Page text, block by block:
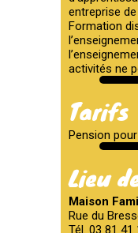
entreprise
Formation
activités ne
Tarifs
Pension
Lieu
Maison
Rue du
Tél. 03 81 41